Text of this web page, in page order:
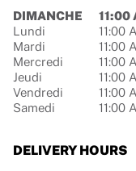
Jour de la semaine
DIMANCHE 11:00
Lundi
11:00
Mardi
11:00
Mercredi
11:00
Jeudi
11:00
Vendredi
11:00
Samedi
11:00
DELIVERY HOURS